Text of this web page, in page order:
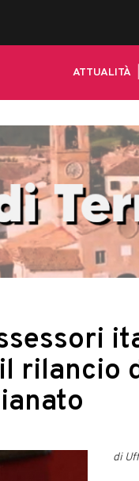
ATTUALITÀ
rilancio
di